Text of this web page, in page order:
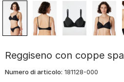
Reggiseno con coppe
Numero di articolo: 181128-000